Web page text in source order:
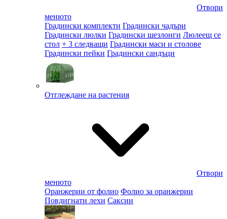
Отвори
менюто
Градински комплекти Градински чадъри
Градински люлки Градински шезлонги Люлеещ се
стол + 3 следващи Градински маси и столове
Градински пейки Градински сандъци
Отглеждане на растения
Отвори
менюто
Оранжерии от фолио Фолио за оранжерии
Повдигнати лехи Саксии